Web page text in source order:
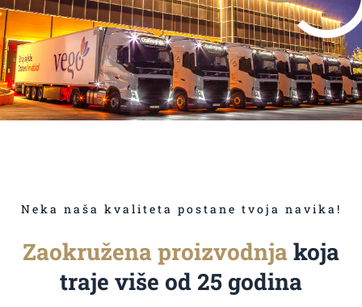
Neka naša kvaliteta postane tvoja navika!
Zaokružena proizvodnjakoja
traje više od 25 godina